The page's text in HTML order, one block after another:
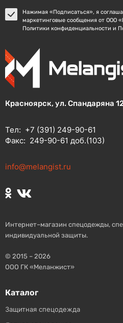
Нажимая «Подписаться», я
маркетинговые сообщения от ООО
Политики конфиденциальности и
Красноярск, ул. Спандаряна
Тел: +7 (391) 249-90-61
Факс: 249-90-61 доб.(103)
info@melangist.ru
Интернет–магазин спецодежды,
индивидуальной защиты.
© 2015 – 2026
ООО ГК «Меланжист»
Каталог
Защитная спецодежда